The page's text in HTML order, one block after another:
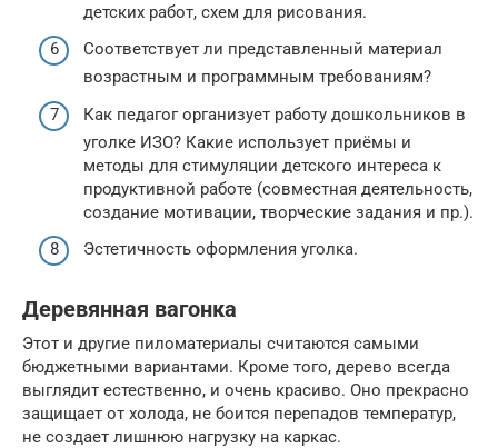
детских работ, схем для рисования.
Соответствует ли представленный материал
возрастным и программным требованиям?
Как педагог организует работу дошкольников в
уголке ИЗО? Какие использует приёмы и
методы для стимуляции детского интереса к
продуктивной работе (совместная деятельность,
создание мотивации, творческие задания и пр.).
Эстетичность оформления уголка.
Деревянная вагонка
Этот и другие пиломатериалы считаются самыми
бюджетными вариантами. Кроме того, дерево всегда
выглядит естественно, и очень красиво. Оно прекрасно
защищает от холода, не боится перепадов температур,
не создает лишнюю нагрузку на каркас.